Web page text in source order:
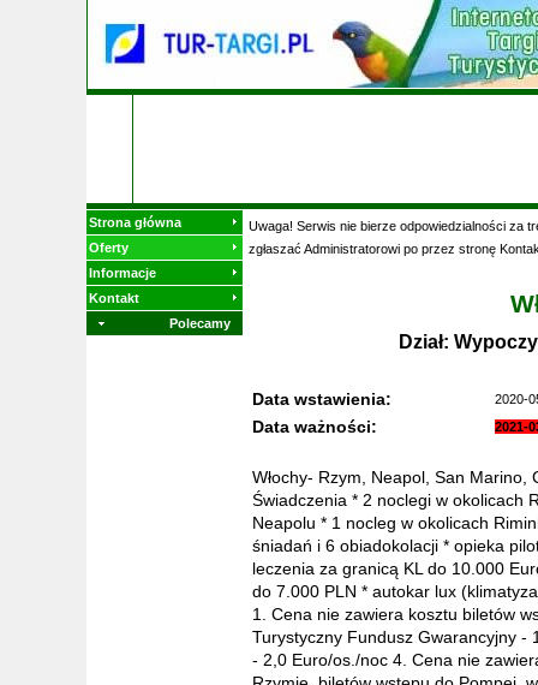
Strona główna
Oferty
Informacje
Kontakt
Polecamy
Uwaga! Serwis nie bierze odpowiedzialności za
zgłaszać Administratorowi po przez stronę
Dział:
Data wstawienia: 2020-
Data ważności: 2021-
Włochy- Rzym, Neapol, San
Świadczenia * 2 noclegi w okolicach
Neapolu * 1 nocleg w okolicach
śniadań i 6 obiadokolacji * opieka
leczenia za granicą KL do 10.000
do 7.000 PLN * autokar lux
1. Cena nie zawiera kosztu biletów
Turystyczny Fundusz Gwarancyjny -
- 2,0 Euro/os./noc 4. Cena nie